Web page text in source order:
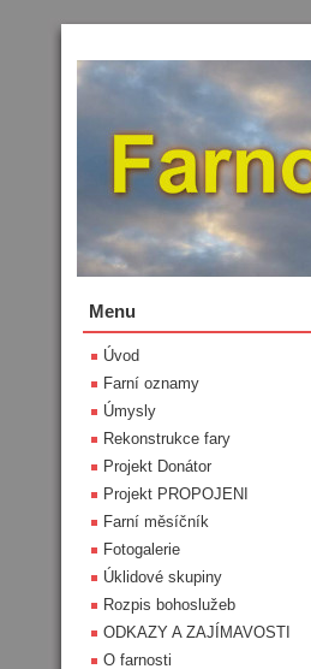
Menu
Úvod
Farní oznamy
Úmysly
Rekonstrukce fary
Projekt Donátor
Projekt PROPOJENI
Farní měsíčník
Fotogalerie
Úklidové skupiny
Rozpis bohoslužeb
ODKAZY A ZAJÍMAVOSTI
O farnosti